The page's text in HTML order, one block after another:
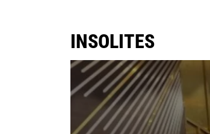
INSOLITES